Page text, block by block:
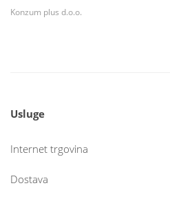
Konzum plus d.o.o.
Usluge
Internet trgovina
Dostava